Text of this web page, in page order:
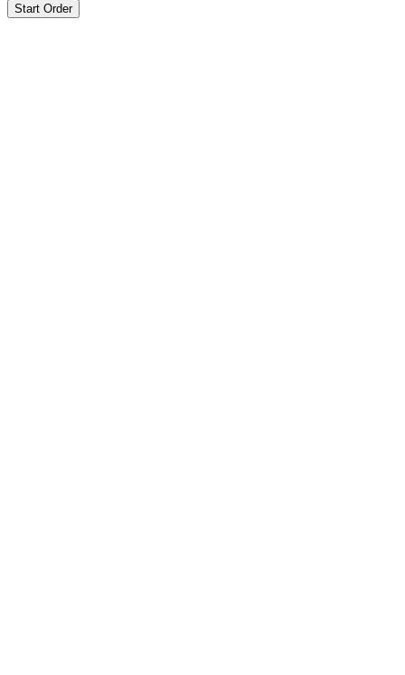
Start Order